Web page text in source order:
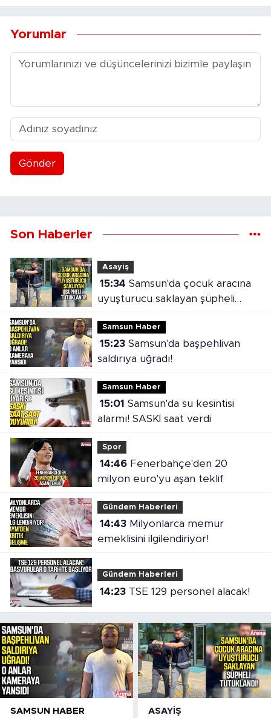
Yorumlar
Gönder
Son Haberler
Asayiş
15:34
uyuşturucu saklayan şüpheli
tutuklandı
Samsun Haber
15:23Samsun'da başpehlivan
saldırıya uğradı!
Samsun Haber
15:01
alarmı! SASKİ saat verdi
Spor
14:46Fenerbahçe'den 20
milyon euro'yu aşan teklif
Gündem Haberleri
14:43Milyonlarca memur
emeklisini ilgilendiriyor!
Gündem Haberleri
14:23 TSE 129 personel alacak!
SAMSUN HABER ASAYIŞ